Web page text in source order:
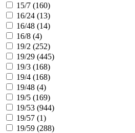
15/7 (160)
16/24 (13)
16/48 (14)
16/8 (4)
19/2 (252)
19/29 (445)
19/3 (168)
19/4 (168)
19/48 (4)
19/5 (169)
19/53 (944)
19/57 (1)
19/59 (288)